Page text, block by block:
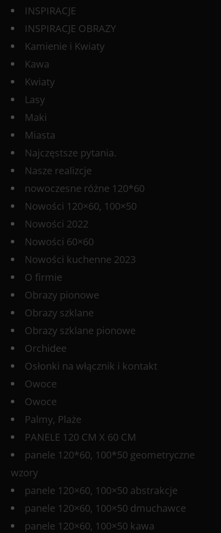
INSPIRACJE
INSPIRACJE OBRAZY
Kamienie i Kwiaty
Kawa
Kwiaty
Lasy
Maki
Miasta
Najczęstsze pytania.
Nasze realizcje
nowoczesne różne 120*60
Nowości 120×60, 100×50
Nowości 2022
Nowości 60×60
Nowości kuchenne 2023
O firmie
Obrazy pionowe
Obrazy szklane
Obrazy szklane pionowe
Orchidee
Osłonki na włącznik i kontakt
Owoce
Owoce
Palmy, Plaże
PANELE 120 CM X 60 CM
panele 120*60, 100*50 geometryczne
wzory
panele 120×60, 100×50 abstrakcje
panele 120×60, 100×50 dmuchawce
panele 120×60, 100×50 kawa